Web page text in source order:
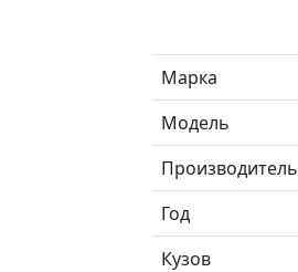
Марка
Модель
Производитель
Год
Кузов